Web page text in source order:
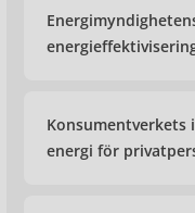
Konsumentverkets
energi för